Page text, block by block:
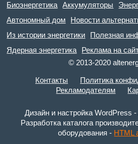
Биоэнергетика
Аккумуляторы
Автономный дом
Новости
Из истории энергетики
Полезная
Ядерная энергетика
Реклама на
© 2013-2020
Контакты
Политика
Рекламодателям
Дизайн и настройка WordPress
Разработка каталога
оборудования - HTML